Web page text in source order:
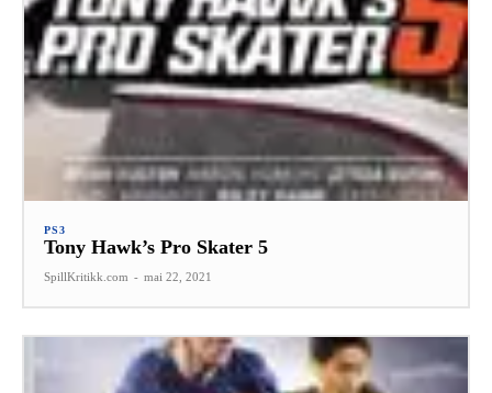
PS3
Tony Hawk’s Pro Skater 5
SpillKritikk.com - mai 22, 2021